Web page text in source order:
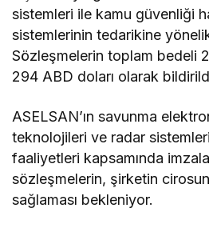
sistemleri ile kamu güvenliği
sistemlerinin tedarikine
Sözleşmelerin toplam bedeli
294 ABD doları olarak
ASELSAN’ın savunma
teknolojileri ve radar
faaliyetleri kapsamında
sözleşmelerin, şirketin
sağlaması bekleniyor.